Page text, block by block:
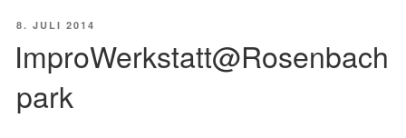
VERÖFFENTLICHT
8. JULI 2014
ImproWerkstatt@Rosenbach
park